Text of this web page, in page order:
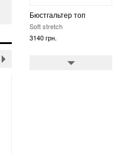
Бюстгальтер топ
Soft stretch
3593 грн.